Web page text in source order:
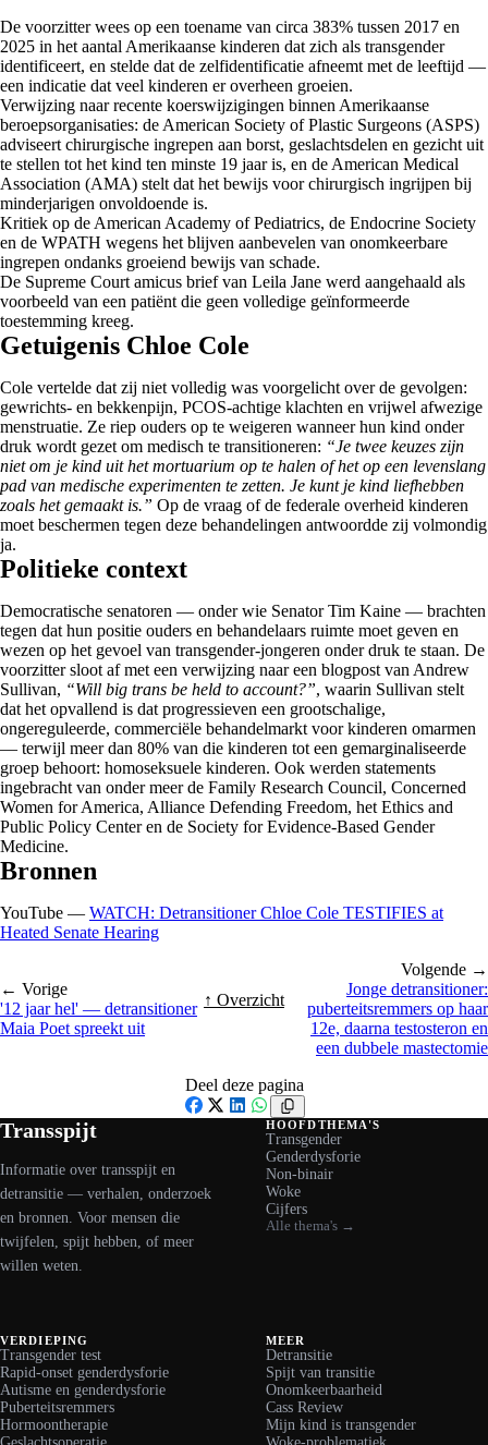
De voorzitter wees op een toename van circa 383% tussen 2017 en
2025 in het aantal Amerikaanse kinderen dat zich als transgender
identificeert, en stelde dat de zelfidentificatie afneemt met de leeftijd —
een indicatie dat veel kinderen er overheen groeien.
Verwijzing naar recente koerswijzigingen binnen Amerikaanse
beroepsorganisaties: de American Society of Plastic Surgeons (ASPS)
adviseert chirurgische ingrepen aan borst, geslachtsdelen en gezicht uit
te stellen tot het kind ten minste 19 jaar is, en de American Medical
Association (AMA) stelt dat het bewijs voor chirurgisch ingrijpen bij
minderjarigen onvoldoende is.
Kritiek op de American Academy of Pediatrics, de Endocrine Society
en de WPATH wegens het blijven aanbevelen van onomkeerbare
ingrepen ondanks groeiend bewijs van schade.
De Supreme Court amicus brief van Leila Jane werd aangehaald als
voorbeeld van een patiënt die geen volledige geïnformeerde
toestemming kreeg.
Getuigenis Chloe Cole
Cole vertelde dat zij niet volledig was voorgelicht over de gevolgen:
gewrichts- en bekkenpijn, PCOS-achtige klachten en vrijwel afwezige
menstruatie. Ze riep ouders op te weigeren wanneer hun kind onder
druk wordt gezet om medisch te transitioneren: “Je twee keuzes zijn
niet om je kind uit het mortuarium op te halen of het op een levenslang
pad van medische experimenten te zetten. Je kunt je kind liefhebben
zoals het gemaakt is.” Op de vraag of de federale overheid kinderen
moet beschermen tegen deze behandelingen antwoordde zij volmondig
ja.
Politieke context
Democratische senatoren — onder wie Senator Tim Kaine — brachten
tegen dat hun positie ouders en behandelaars ruimte moet geven en
wezen op het gevoel van transgender-jongeren onder druk te staan. De
voorzitter sloot af met een verwijzing naar een blogpost van Andrew
Sullivan, “Will big trans be held to account?”, waarin Sullivan stelt
dat het opvallend is dat progressieven een grootschalige,
ongereguleerde, commerciële behandelmarkt voor kinderen omarmen
— terwijl meer dan 80% van die kinderen tot een gemarginaliseerde
groep behoort: homoseksuele kinderen. Ook werden statements
ingebracht van onder meer de Family Research Council, Concerned
Women for America, Alliance Defending Freedom, het Ethics and
Public Policy Center en de Society for Evidence-Based Gender
Medicine.
Bronnen
YouTube — WATCH: Detransitioner Chloe Cole TESTIFIES at
Heated Senate Hearing
← Vorige
'12 jaar hel' — detransitioner
Maia Poet spreekt uit
↑ Overzicht
Volgende →
Jonge detransitioner:
puberteitsremmers op haar
12e, daarna testosteron en
een dubbele mastectomie
Deel deze pagina
Facebook
X LinkedIn
WhatsApp
Transspijt
Informatie over transspijt en
detransitie — verhalen, onderzoek
en bronnen. Voor mensen die
twijfelen, spijt hebben, of meer
willen weten.
HOOFDTHEMA'S
Transgender
Genderdysforie
Non-binair
Woke
Cijfers
Alle thema's →
VERDIEPING
Transgender test
Rapid-onset genderdysforie
Autisme en genderdysforie
Puberteitsremmers
Hormoontherapie
MEER
Detransitie
Spijt van transitie
Onomkeerbaarheid
Cass Review
Mijn kind is transgender